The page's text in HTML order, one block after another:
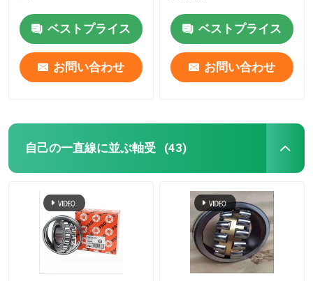
ベストプライス
お問い合わせ
ベストプライス
お問い合わせ
自己の一直線に並ぶ軸受 (43)